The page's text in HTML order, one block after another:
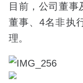
目前，公司董
董事、4名非执
理。